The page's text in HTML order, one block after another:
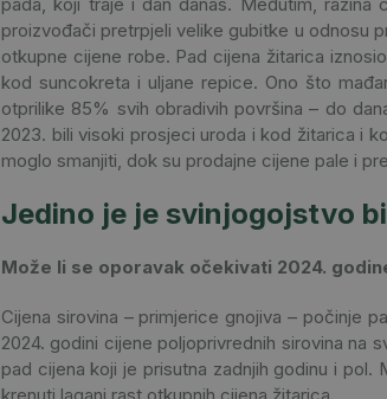
proizvođači pretrpjeli velike gubitke u odnosu
otkupne cijene robe. Pad cijena žitarica
kod suncokreta i uljane repice. Ono što
otprilike 85% svih obradivih površina – do
2023. bili visoki prosjeci uroda i kod žitarica i
moglo smanjiti, dok su prodajne cijene pale i
Jedino je je svinjogojstvo
Može li se oporavak očekivati ​​2024.
Cijena sirovina – primjerice gnojiva – počinje
2024. godini cijene poljoprivrednih sirovina na
pad cijena koji je prisutna zadnjih godinu i